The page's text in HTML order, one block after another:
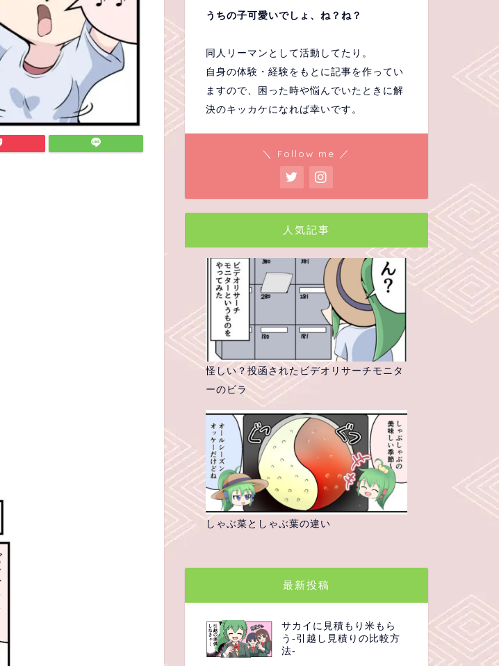
うちの子可愛いでしょ、ね？ね？
同人リーマンとして活動してたり。
自身の体験・経験をもとに記事を作ってい
ますので、困った時や悩んでいたときに解
決のキッカケになれば幸いです。
＼ Follow me ／
人気記事
怪しい？投函されたビデオリサーチモニタ
ーのビラ
しゃぶ菜としゃぶ葉の違い
最新投稿
サカイに見積もり米もら
う-引越し見積りの比較方
法-